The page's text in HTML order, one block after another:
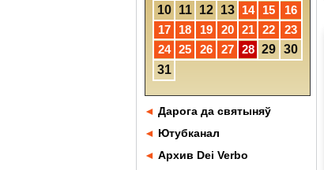
10
11 12 13 14 15
16
17
18 19 20 21 22
23
24
25 26 27 28 29 30
31
◄ Дарога да святыняў
◄ Ютубканал
◄ Архив Dei Verbo